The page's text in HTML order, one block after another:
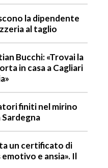
la dipendente
al taglio
Bucchi: «Trovai la
in casa a Cagliari
finiti nel mirino
un certificato di
e ansia». Il